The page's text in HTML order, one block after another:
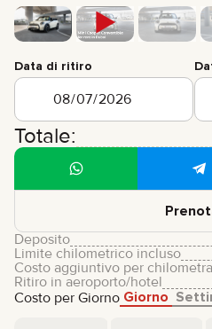
Data di ritiro
Totale:
Costo per Giorno Giorno
Deposito
Limite chilometrico incluso
Costo aggiuntivo per
Ritiro in aeroporto/hotel